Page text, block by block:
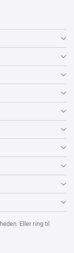
Eller ring til